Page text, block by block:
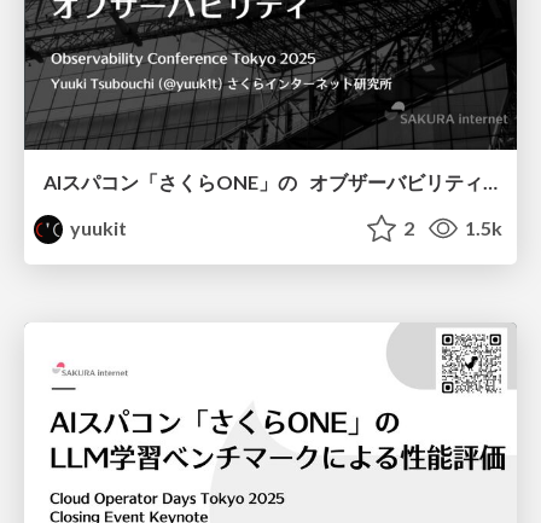
AIスパコン「さくらONE」の オブザーバビリティ / Observability for AI Supercomputer SAKURAONE
yuukit
2 1.5k